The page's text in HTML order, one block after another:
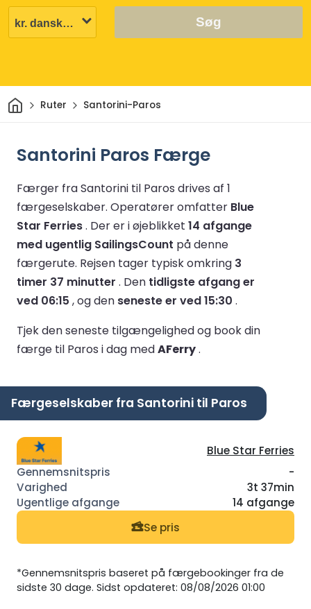
Søg
HjemRuter Santorini-Paros
Santorini Paros Færge
Færger fra Santorini til Paros drives af 1
færgeselskaber. Operatører omfatter Blue
Star Ferries. Der er i øjeblikket 14 afgange
med ugentlig SailingsCount på denne
færgerute. Rejsen tager typisk omkring 3
timer 37 minutter . Den tidligste afgang er
ved 06:15 , og den seneste er ved 15:30 .
Tjek den seneste tilgængelighed og book din
færge til Paros i dag medAFerry.
Færgeselskaber fra Santorini til Paros
Blue Star Ferries
-
3t 37min
14 afgange
Se pris
*Gennemsnitspris baseret på færgebookinger fra de
sidste 30 dage. Sidst opdateret: 08/08/2026 01:00